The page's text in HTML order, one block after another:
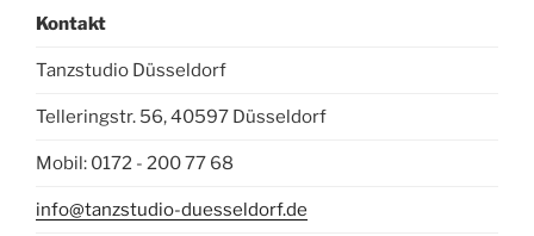
Kontakt
Tanzstudio Düsseldorf
Telleringstr. 56, 40597 Düsseldorf
Mobil: 0172 - 200 77 68
info@tanzstudio-duesseldorf.de